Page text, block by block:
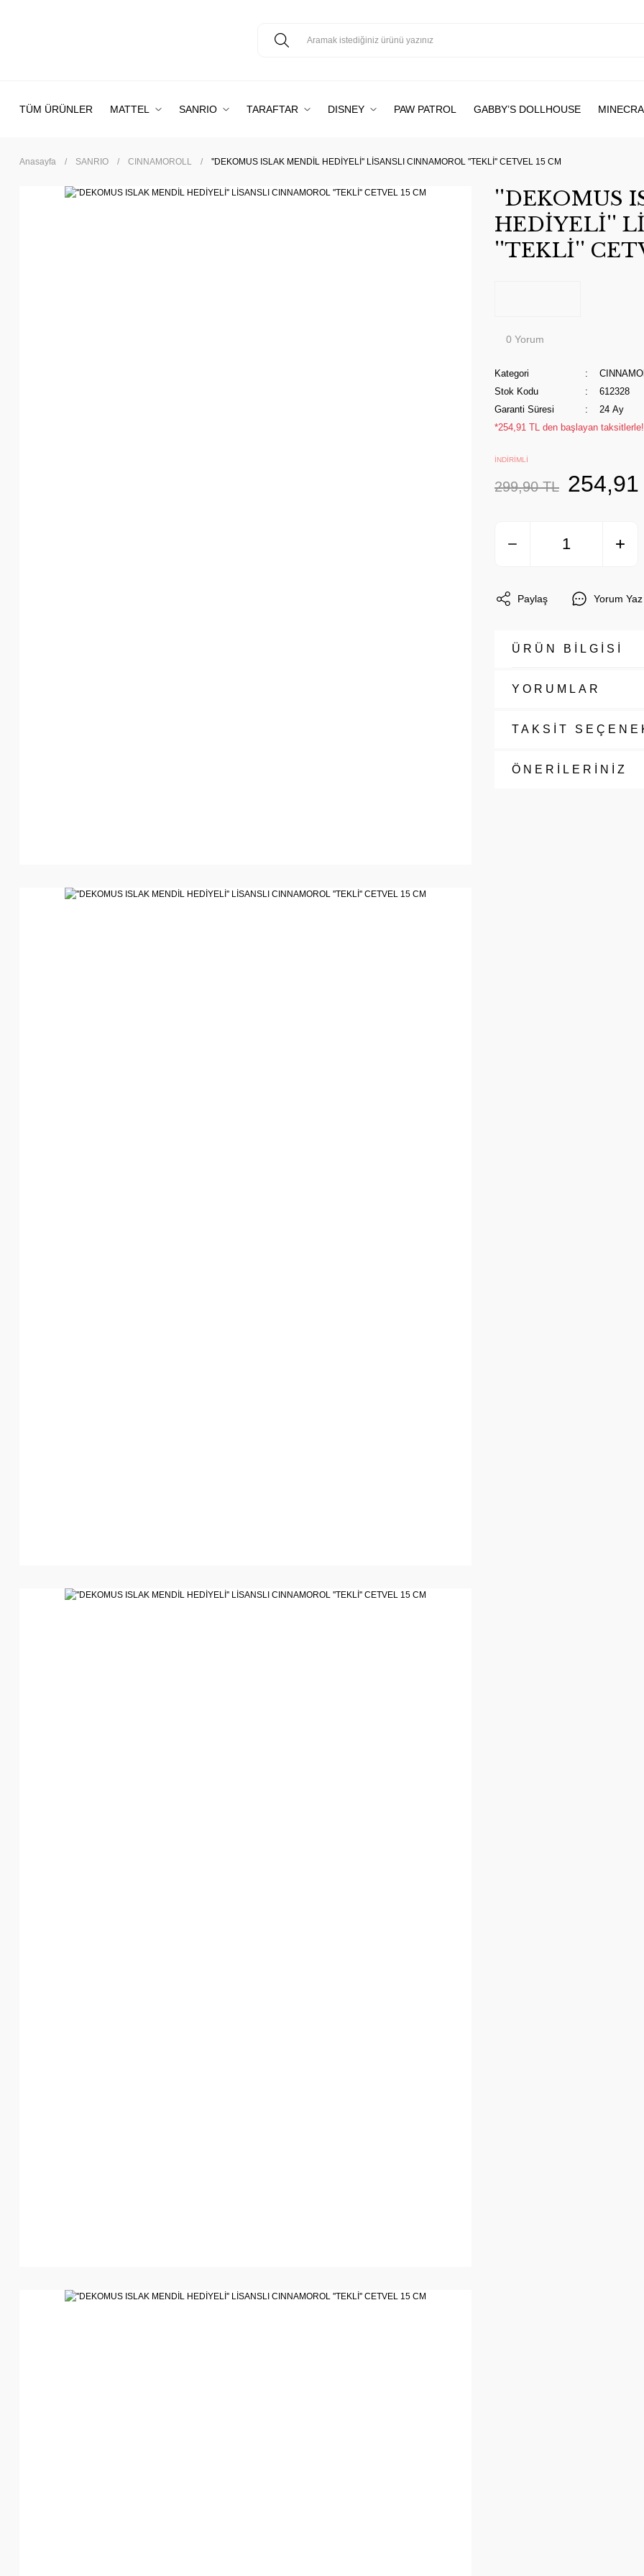
TÜM ÜRÜNLER MATTEL SANRIO TARAFTAR DISNEY PAW PATROL GABBY’S DOLLHOUSE
Anasayfa SANRIO CINNAMOROLL ''DEKOMUS ISLAK MENDİL HEDİYELİ'' LİSANSLI CINNAMOROL ''TEKLİ'' CETVEL 15 CM
''DEKOMUS
HEDİYELİ''
''TEKLİ''
0 Yorum
Kategori
Stok Kodu
612328
Garanti Süresi
24 Ay
*254,91 TL den başlayan taksitlerle!
İNDİRİMLİ
299,90 TL 254,91
Paylaş Yorum Yaz
ÜRÜN BİLGİSİ
YORUMLAR
TAKSİT
ÖNERİLERİNİZ